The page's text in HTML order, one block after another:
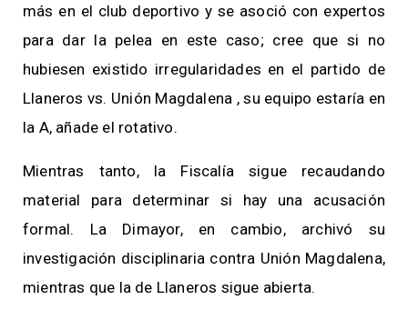
más en el club deportivo y se asoció con expertos
para dar la pelea en este caso; cree que si no
hubiesen existido irregularidades en el partido de
Llaneros vs. Unión Magdalena , su equipo estaría en
la A, añade el rotativo.
Mientras tanto, la Fiscalía sigue recaudando
material para determinar si hay una acusación
formal. La Dimayor, en cambio, archivó su
investigación disciplinaria contra Unión Magdalena,
mientras que la de Llaneros sigue abierta.